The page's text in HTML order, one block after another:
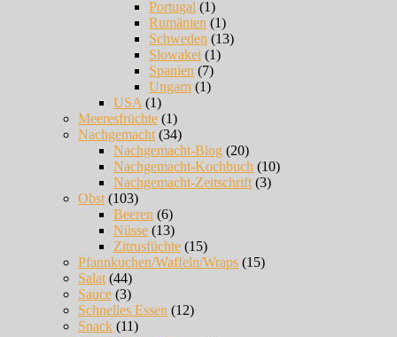
Portugal (1)
Rumänien (1)
Schweden (13)
Slowakei (1)
Spanien (7)
Ungarn (1)
USA (1)
Meeresfrüchte (1)
Nachgemacht (34)
Nachgemacht-Blog (20)
Nachgemacht-Kochbuch (10)
Nachgemacht-Zeitschrift (3)
Obst (103)
Beeren (6)
Nüsse (13)
Zitrusfüchte (15)
Pfannkuchen/Waffeln/Wraps (15)
Salat (44)
Sauce (3)
Schnelles Essen (12)
Snack (11)